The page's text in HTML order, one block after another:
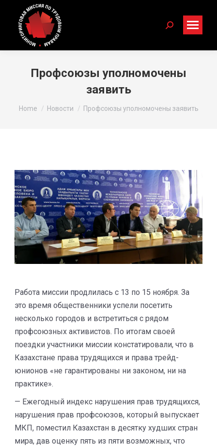
Search:
Профсоюзы уполномочены
заявить
You are here:
Home Новости Профсоюзы уполномочены заявить
Работа миссии продлилась с 13 по 15 ноября. За
это время общественники успели посетить
несколько городов и встретиться с рядом
профсоюзных активистов. По итогам своей
поездки участники миссии констатировали, что в
Казахстане права трудящихся и права трейд-
юнионов «не гарантированы ни законом, ни на
практике».
— Ежегодный индекс нарушения прав трудящихся,
нарушения прав профсоюзов, который выпускает
МКП, поместил Казахстан в десятку худших стран
мира, дав оценку пять из пяти возможных, что